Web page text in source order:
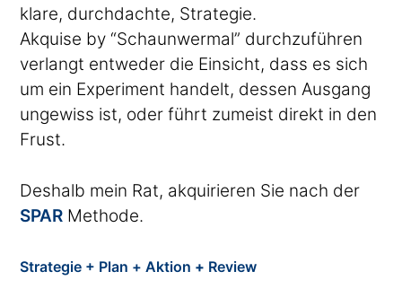
klare, durchdachte, Strategie.
Akquise by “Schaunwermal” durchzuführen
verlangt entweder die Einsicht, dass es sich
um ein Experiment handelt, dessen Ausgang
ungewiss ist, oder führt zumeist direkt in den
Frust.
Deshalb mein Rat, akquirieren Sie nach der
SPAR Methode.
Strategie + Plan + Aktion + Review